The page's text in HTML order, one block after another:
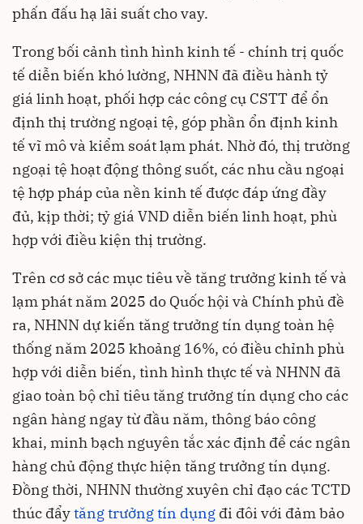
phấn đấu hạ lãi suất cho vay.
Trong bối cảnh tình hình kinh tế - chính trị quốc
tế diễn biến khó lường, NHNN đã điều hành tỷ
giá linh hoạt, phối hợp các công cụ CSTT để ổn
định thị trường ngoại tệ, góp phần ổn định kinh
tế vĩ mô và kiểm soát lạm phát. Nhờ đó, thị trường
ngoại tệ hoạt động thông suốt, các nhu cầu ngoại
tệ hợp pháp của nền kinh tế được đáp ứng đầy
đủ, kịp thời; tỷ giá VND diễn biến linh hoạt, phù
hợp với điều kiện thị trường.
​Trên cơ sở các mục tiêu về tăng trưởng kinh tế và
lạm phát năm 2025 do Quốc hội và Chính phủ đề
ra, NHNN dự kiến tăng trưởng tín dụng toàn hệ
thống năm 2025 khoảng 16%, có điều chỉnh phù
hợp với diễn biến, tình hình thực tế và NHNN đã
giao toàn bộ chỉ tiêu tăng trưởng tín dụng cho các
ngân hàng ngay từ đầu năm, thông báo công
khai, minh bạch nguyên tắc xác định để các ngân
hàng chủ động thực hiện tăng trưởng tín dụng.
Đồng thời, NHNN thường xuyên chỉ đạo các TCTD
thúc đẩytăng trưởng tín dụng đi đôi với đảm bảo